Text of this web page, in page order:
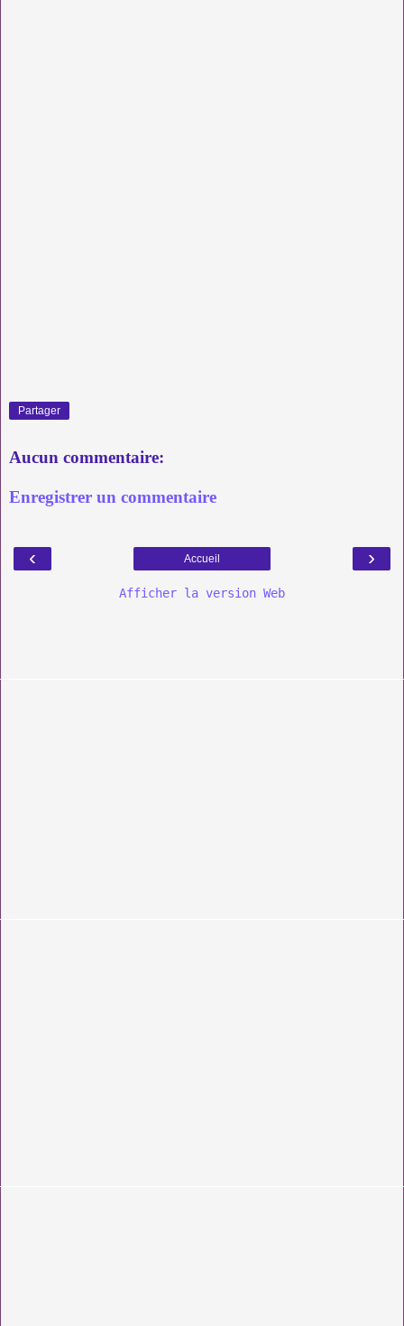
Partager
Aucun commentaire:
Enregistrer un commentaire
‹ ›
Accueil
Afficher la version Web